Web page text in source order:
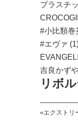
プラスチ
#小比類巻
#エヴァ
吉良かず
リボ
«エクストリ